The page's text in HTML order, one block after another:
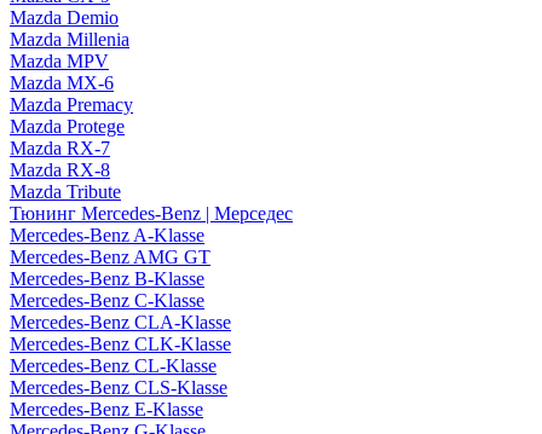
Mazda Demio
Mazda Millenia
Mazda MPV
Mazda MX-6
Mazda Premacy
Mazda Protege
Mazda RX-7
Mazda RX-8
Mazda Tribute
Тюнинг Mercedes-Benz | Мерседес
Mercedes-Benz A-Klasse
Mercedes-Benz AMG GT
Mercedes-Benz B-Klasse
Mercedes-Benz C-Klasse
Mercedes-Benz CLA-Klasse
Mercedes-Benz CLK-Klasse
Mercedes-Benz CL-Klasse
Mercedes-Benz CLS-Klasse
Mercedes-Benz E-Klasse